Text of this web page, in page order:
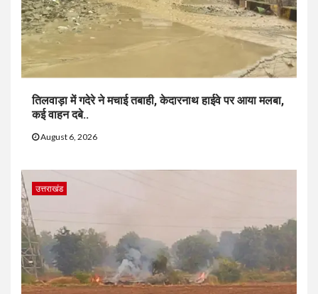
तिलवाड़ा में गदेरे ने मचाई तबाही, केदारनाथ हाईवे पर आया मलबा,
कई वाहन दबे..
August 6, 2026
उत्तराखंड